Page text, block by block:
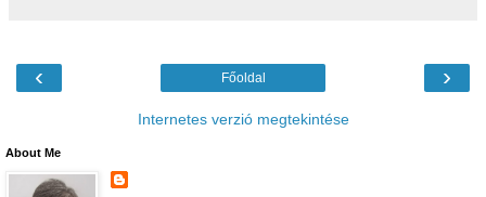
‹ ›
Főoldal
Internetes verzió megtekintése
About Me